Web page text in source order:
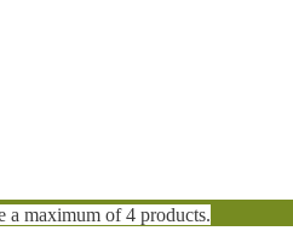
a maximum of 4 products.